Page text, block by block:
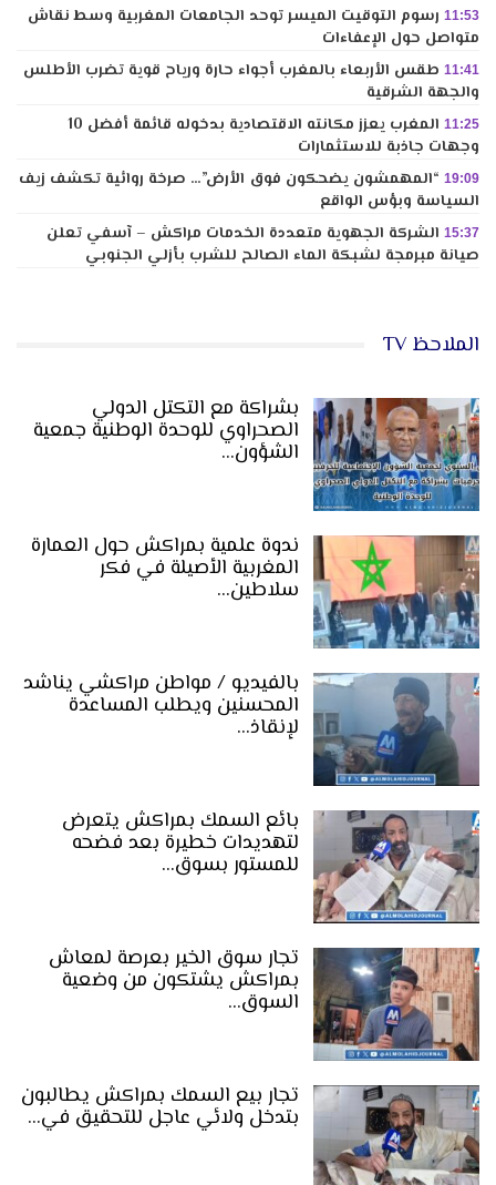
11:53 رسوم التوقيت الميسر توحد الجامعات المغربية وسط نقاش
متواصل حول الإعفاءات
11:41 طقس الأربعاء بالمغرب أجواء حارة ورياح قوية تضرب الأطلس
والجهة الشرقية
11:25
المغرب يعزز مكانته الاقتصادية بدخوله قائمة أفضل 10
وجهات جاذبة للاستثمارات
19:09 “المهمشون يضحكون فوق الأرض”… صرخة روائية تكشف زيف
السياسة وبؤس الواقع
15:37 الشركة الجهوية متعددة الخدمات مراكش – آسفي تعلن
صيانة مبرمجة لشبكة الماء الصالح للشرب بأزلي الجنوبي
الملاحظ TV
بشراكة مع التكتل الدولي
الصحراوي للوحدة الوطنية جمعية
الشؤون…
ندوة علمية بمراكش حول العمارة
المغربية الأصيلة في فكر
سلاطين…
بالفيديو / مواطن مراكشي يناشد
المحسنين ويطلب المساعدة
لإنقاذ…
بائع السمك بمراكش يتعرض
لتهديدات خطيرة بعد فضحه
للمستور بسوق…
تجار سوق الخير بعرصة لمعاش
بمراكش يشتكون من وضعية
السوق…
تجار بيع السمك بمراكش يطالبون
بتدخل ولائي عاجل للتحقيق في…